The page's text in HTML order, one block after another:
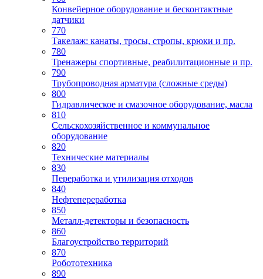
Конвейерное оборудование и бесконтактные
датчики
770
Такелаж: канаты, тросы, стропы, крюки и пр.
780
Тренажеры спортивные, реабилитационные и пр.
790
Трубопроводная арматура (сложные среды)
800
Гидравлическое и смазочное оборудование, масла
810
Сельскохозяйственное и коммунальное
оборудование
820
Технические материалы
830
Переработка и утилизация отходов
840
Нефтепереработка
850
Металл-детекторы и безопасность
860
Благоустройство территорий
870
Робототехника
890